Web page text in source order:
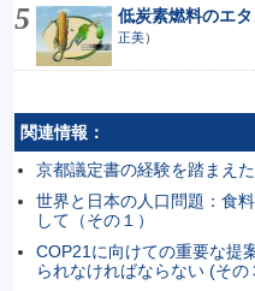
低炭素燃料のエ
正美）
関連情報：
京都議定書の経験を踏まえ
世界と日本の人口問題：食
して（その１）
COP21に向けての重要な提
られなければならない (その